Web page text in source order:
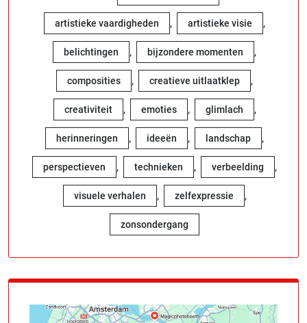
artistieke vaardigheden , artistieke visie ,
belichtingen , bijzondere momenten ,
composities , creatieve uitlaatklep ,
creativiteit , emoties , glimlach ,
herinneringen , ideeën , landschap ,
perspectieven , technieken , verbeelding ,
visuele verhalen , zelfexpressie ,
zonsondergang